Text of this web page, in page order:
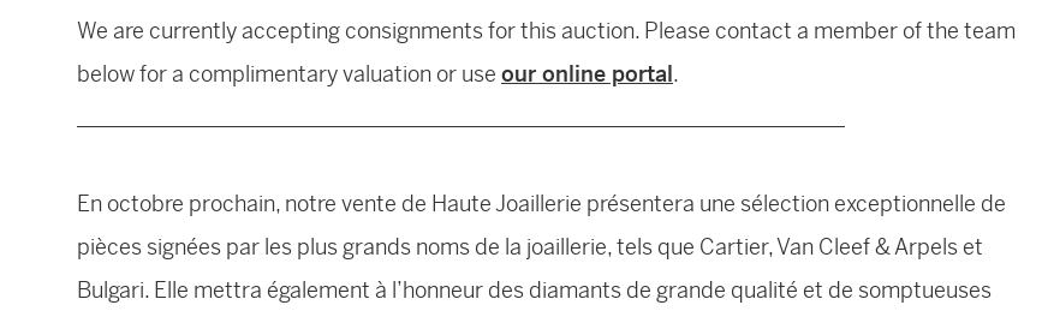
We are currently accepting consignments for this auction. Please contact a member of the team
below for a complimentary valuation or use our online portal.
En octobre prochain, notre vente de Haute Joaillerie présentera une sélection exceptionnelle de
pièces signées par les plus grands noms de la joaillerie, tels que Cartier, Van Cleef & Arpels et
Bulgari. Elle mettra également à l’honneur des diamants de grande qualité et de somptueuses